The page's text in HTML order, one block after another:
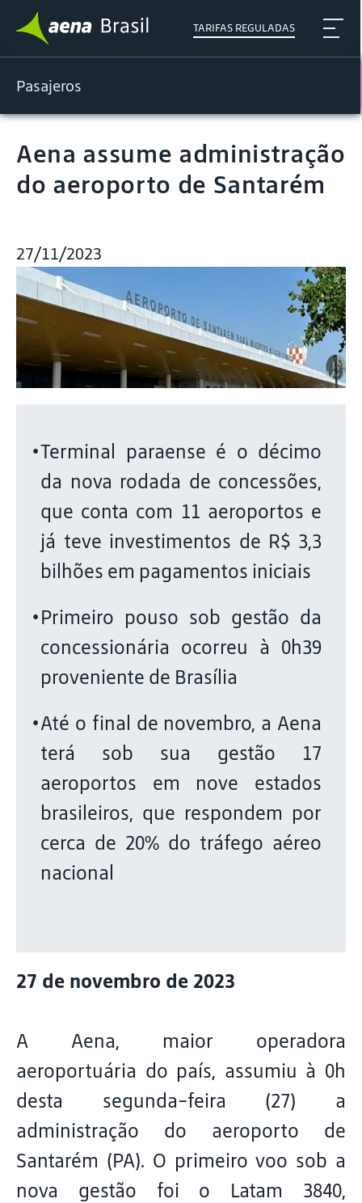
TARIFAS REGULADAS
Pasajeros
Aena assume administração
do aeroporto de Santarém
27/11/2023
Terminal paraense é o décimo
da nova rodada de concessões,
que conta com 11 aeroportos e
já teve investimentos de R$ 3,3
bilhões em pagamentos iniciais
Primeiro pouso sob gestão da
concessionária ocorreu à 0h39
proveniente de Brasília
Até o final de novembro, a Aena
terá sob sua gestão 17
aeroportos em nove estados
brasileiros, que respondem por
cerca de 20% do tráfego aéreo
nacional
27 de novembro de 2023
A Aena, maior operadora
aeroportuária do país, assumiu à 0h
desta segunda-feira (27) a
administração do aeroporto de
Santarém (PA). O primeiro voo sob a
nova gestão foi o Latam 3840,